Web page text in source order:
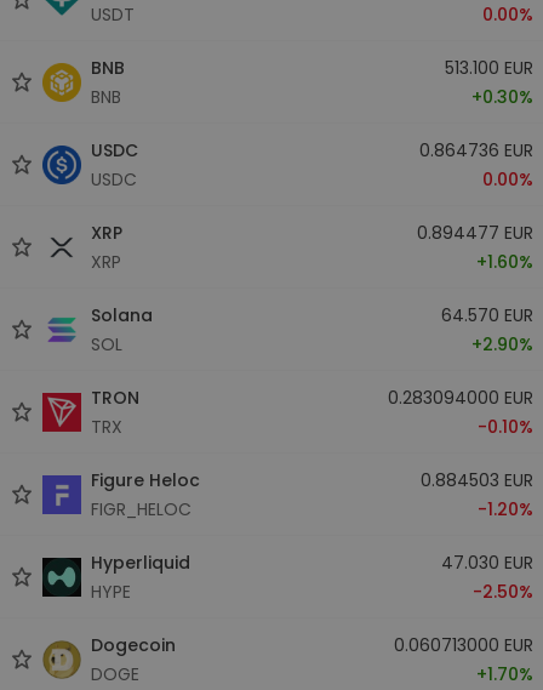
USDT
0.00%
BNB
BNB
513.100 EUR
+0.30%
USDC
USDC
0.864736 EUR
0.00%
XRP
XRP
0.894477 EUR
+1.60%
Solana
SOL
64.570 EUR
+2.90%
TRON
TRX
0.283094000 EUR
-0.10%
Figure Heloc
FIGR_HELOC
0.884503 EUR
-1.20%
Hyperliquid
HYPE
47.030 EUR
-2.50%
Dogecoin
DOGE
0.060713000 EUR
+1.70%